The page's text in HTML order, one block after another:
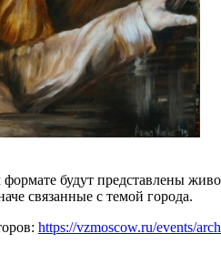
будут представлены
связанные с темой города.
https://vzmoscow.ru/events/